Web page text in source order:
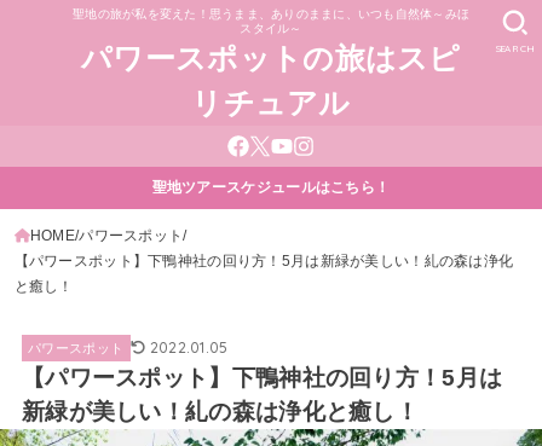
聖地の旅が私を変えた！思うまま、ありのままに、いつも自然体～みほ
スタイル～
パワースポットの旅はスピ
リチュアル
SEARCH
聖地ツアースケジュールはこちら！
HOME パワースポット
【パワースポット】下鴨神社の回り方！5月は新緑が美しい！糺の森は浄化
と癒し！
パワースポット 2022.01.05
【パワースポット】下鴨神社の回り方！5月は
新緑が美しい！糺の森は浄化と癒し！